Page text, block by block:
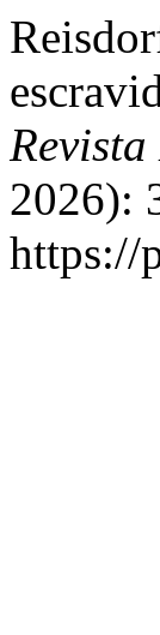
2026):
https://